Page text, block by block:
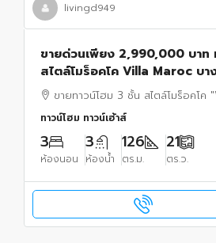
livingd949
ขายด่วนเพียง 2,990,000 บาท
สไตล์โมร็อคโค Villa Maroc บา
ขายทาวน์โฮม 3 ชั้น สไตล์โมร็อคโค
ทาวน์โฮม ทาวน์เฮ้าส์
3
ห้องนอน
3
ห้องน้ำ
126
ตร.ม.
21
ตร.ว.